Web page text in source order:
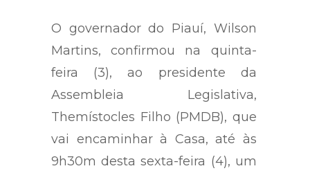
O governador do Piauí, Wilson
Martins, confirmou na quinta-
feira (3), ao presidente da
Assembleia Legislativa,
Themístocles Filho (PMDB), que
vai encaminhar à Casa, até às
9h30m desta sexta-feira (4), um